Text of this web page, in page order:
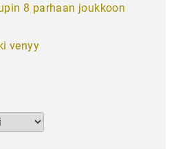
8 parhaan joukkoon
venyy